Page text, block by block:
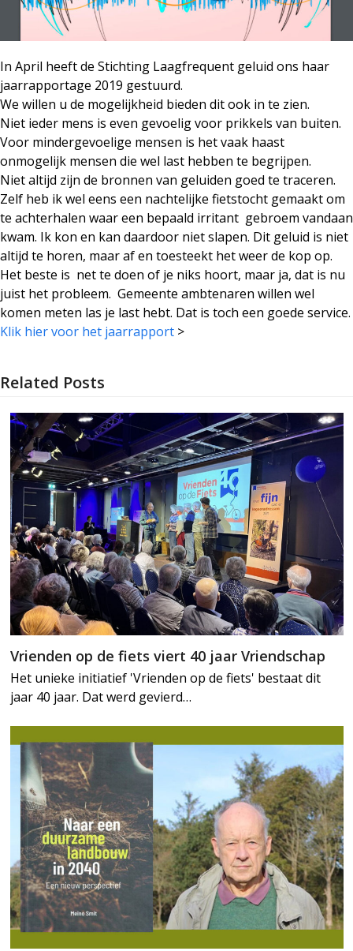
In April heeft de Stichting Laagfrequent geluid ons haar
jaarrapportage 2019 gestuurd.
We willen u de mogelijkheid bieden dit ook in te zien.
Niet ieder mens is even gevoelig voor prikkels van buiten.
Voor mindergevoelige mensen is het vaak haast
onmogelijk mensen die wel last hebben te begrijpen.
Niet altijd zijn de bronnen van geluiden goed te traceren.
Zelf heb ik wel eens een nachtelijke fietstocht gemaakt om
te achterhalen waar een bepaald irritant gebroem vandaan
kwam. Ik kon en kan daardoor niet slapen. Dit geluid is niet
altijd te horen, maar af en toesteekt het weer de kop op.
Het beste is net te doen of je niks hoort, maar ja, dat is nu
juist het probleem. Gemeente ambtenaren willen wel
komen meten las je last hebt. Dat is toch een goede service.
Klik hier voor het jaarrapport >
Related Posts
Vrienden op de fiets viert 40 jaar Vriendschap
Het unieke initiatief 'Vrienden op de fiets' bestaat dit
jaar 40 jaar. Dat werd gevierd…